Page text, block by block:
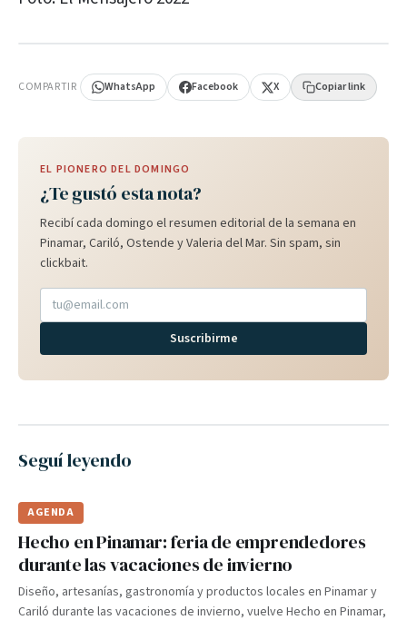
COMPARTIR WhatsApp Facebook X Copiar link
EL PIONERO DEL DOMINGO
¿Te gustó esta nota?
Recibí cada domingo el resumen editorial de la semana en
Pinamar, Cariló, Ostende y Valeria del Mar. Sin spam, sin
clickbait.
Suscribirme
Seguí leyendo
AGENDA
Hecho en Pinamar: feria de emprendedores
durante las vacaciones de invierno
Diseño, artesanías, gastronomía y productos locales en Pinamar y
Cariló durante las vacaciones de invierno, vuelve Hecho en Pinamar,